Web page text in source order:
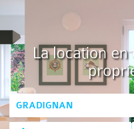
La location